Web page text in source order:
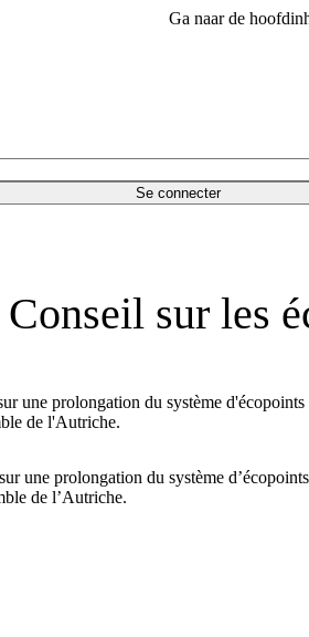
Ga naar de
Se connecter
sur les
une prolongation du système
de l'Autriche.
une prolongation du système
de l’Autriche.